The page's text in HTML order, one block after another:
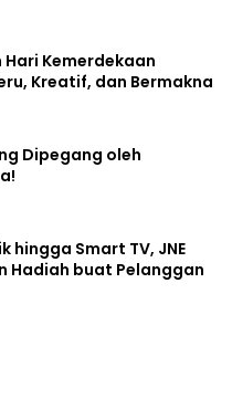
Kemerdekaan
Kreatif, dan Bermakna
Dipegang oleh
hingga Smart TV, JNE
Hadiah buat Pelanggan